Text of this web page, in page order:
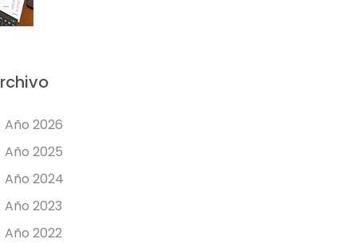
Año 2026
Año 2025
Año 2024
Año 2023
Año 2022